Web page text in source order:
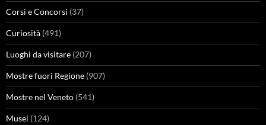
Corsi e Concorsi (37)
Curiosità (491)
Luoghi da visitare (207)
Mostre fuori Regione (907)
Mostre nel Veneto (541)
Musei (124)